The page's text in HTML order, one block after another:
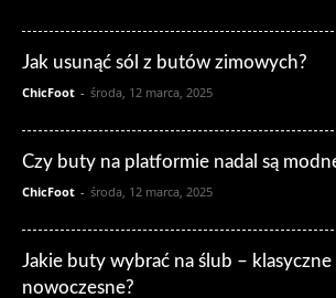
Jak usunąć sól z butów zimowych?
ChicFoot - środa, 12 marca, 2025
Czy buty na platformie nadal są
ChicFoot - środa, 12 marca, 2025
Jakie buty wybrać na ślub – klasyczne
nowoczesne?